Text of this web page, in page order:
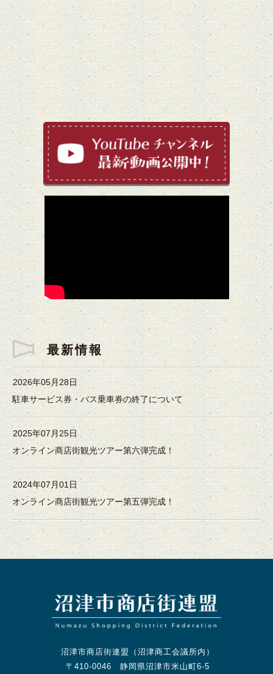
最新情報
2026年05月28日
駐車サービス券・バス乗車券の終了について
2025年07月25日
オンライン商店街観光ツアー第六弾完成！
2024年07月01日
オンライン商店街観光ツアー第五弾完成！
沼津市商店街連盟（沼津商工会議所内）
〒410-0046 静岡県沼津市米山町6-5